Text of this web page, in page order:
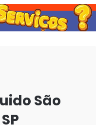
São